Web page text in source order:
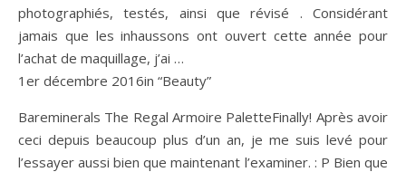
photographiés, testés, ainsi que révisé . Considérant
jamais que les inhaussons ont ouvert cette année pour
l’achat de maquillage, j’ai …
1er décembre 2016in “Beauty”
Bareminerals The Regal Armoire PaletteFinally! Après avoir
ceci depuis beaucoup plus d’un an, je me suis levé pour
l’essayer aussi bien que maintenant l’examiner. : P Bien que